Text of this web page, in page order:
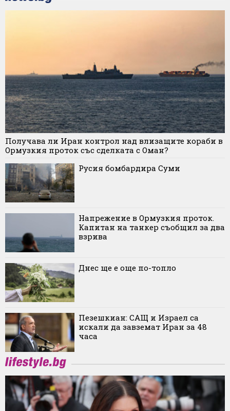
Получава ли Иран контрол над влизащите кораби в
Ормузкия проток със сделката с Оман?
Русия бомбардира Суми
Напрежение в Ормузкия проток.
Капитан на танкер съобщил за два
взрива
Днес ще е още по-топло
Пезешкиан: САЩ и Израел са
искали да завземат Иран за 48
часа